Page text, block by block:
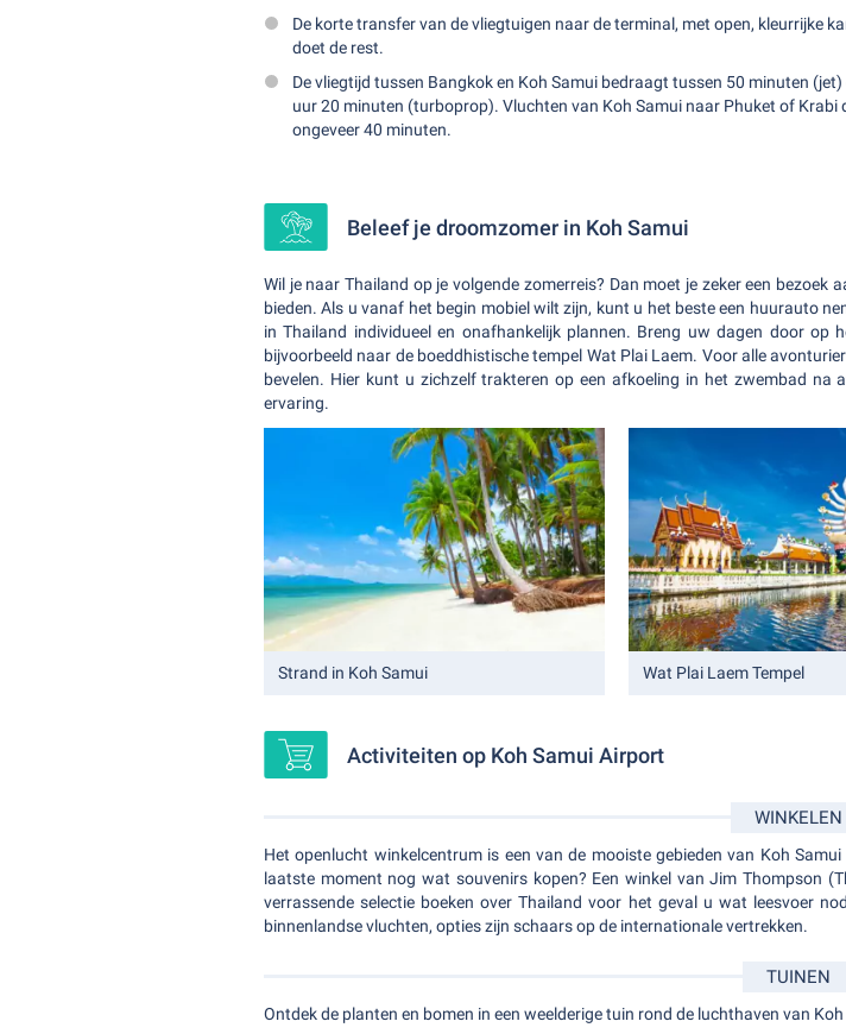
De korte transfer van de vliegtuigen naar de terminal, met open, kleurrijke
doet de rest.
De vliegtijd tussen Bangkok en Koh Samui bedraagt tussen 50 minuten (jet)
uur 20 minuten (turboprop). Vluchten van Koh Samui naar Phuket of Krabi
ongeveer 40 minuten.
Beleef je droomzomer in Koh Samui
Wil je naar Thailand op je volgende zomerreis? Dan moet je zeker een bezoek
bieden. Als u vanaf het begin mobiel wilt zijn, kunt u het beste een huurauto
in Thailand individueel en onafhankelijk plannen. Breng uw dagen door
bijvoorbeeld naar de boeddhistische tempel Wat Plai Laem. Voor alle
bevelen. Hier kunt u zichzelf trakteren op een afkoeling in het zwembad na
ervaring.
Strand in Koh Samui Wat Plai Laem Tempel
Activiteiten op Koh Samui Airport
WINKELEN
Het openlucht winkelcentrum is een van de mooiste gebieden van Koh
laatste moment nog wat souvenirs kopen? Een winkel van Jim Thompson
verrassende selectie boeken over Thailand voor het geval u wat leesvoer
binnenlandse vluchten, opties zijn schaars op de internationale vertrekken.
TUINEN
Ontdek de planten en bomen in een weelderige tuin rond de luchthaven van